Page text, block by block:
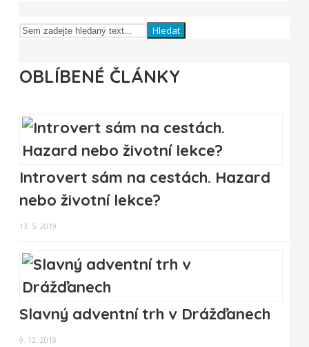
Hledat
OBLÍBENÉ ČLÁNKY
Introvert sám na cestách. Hazard
nebo životní lekce?
13. 5. 2019
Slavný adventní trh v Drážďanech
9. 12. 2018